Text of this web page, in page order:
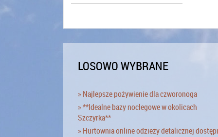
LOSOWO WYBRANE
» Najlepsze pożywienie dla czworonoga
» **Idealne bazy noclegowe w okolicach
Szczyrka**
» Hurtownia online odzieży detalicznej